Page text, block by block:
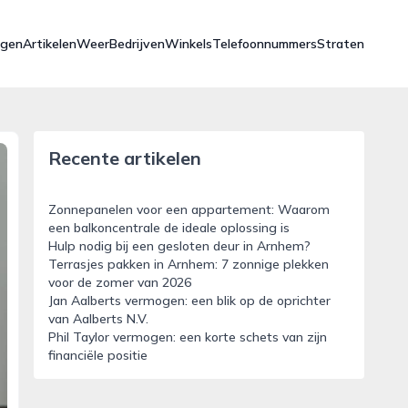
ArtikelenWeerBedrijvenWinkelsTelefoonnummersStraten
Recente artikelen
Zonnepanelen voor een appartement: Waarom
een balkoncentrale de ideale oplossing is
Hulp nodig bij een gesloten deur in Arnhem?
Terrasjes pakken in Arnhem: 7 zonnige plekken
voor de zomer van 2026
Jan Aalberts vermogen: een blik op de oprichter
van Aalberts N.V.
Phil Taylor vermogen: een korte schets van zijn
financiële positie